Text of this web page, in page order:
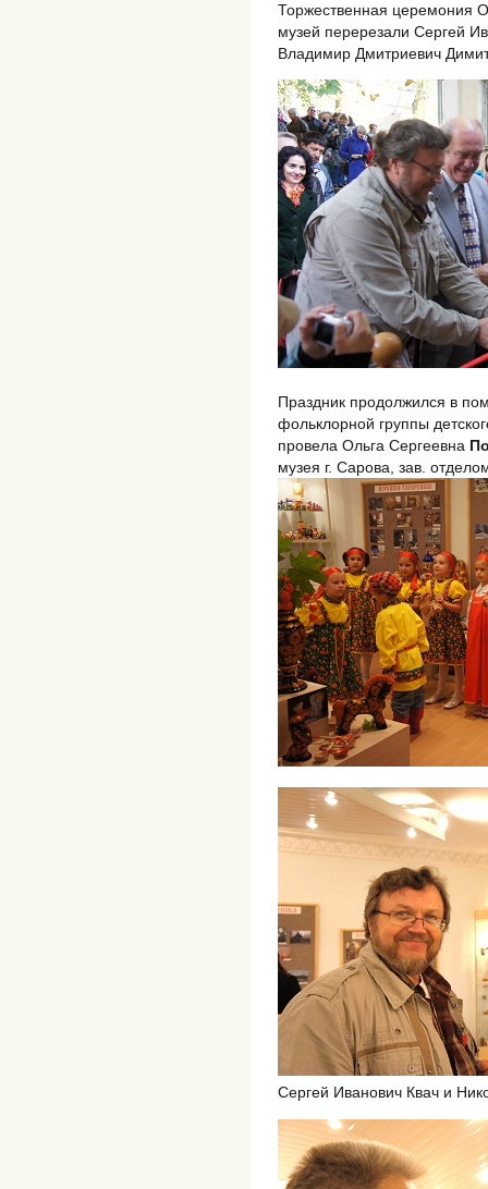
Торжественная церемония
музей перерезали Сергей
Владимир Дмитриевич
Праздник продолжился в
фольклорной группы
провела Ольга Сергеевна
музея г. Сарова, зав.
Сергей Иванович Квач и